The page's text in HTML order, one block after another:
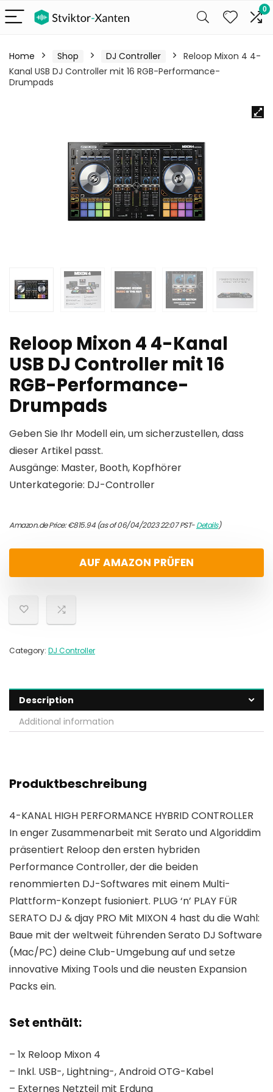
0
Home Shop DJ Controller
Reloop Mixon 4 4-
Kanal USB DJ Controller mit 16 RGB-Performance-
Drumpads
Reloop Mixon 4 4-Kanal
USB DJ Controller mit 16
RGB-Performance-
Drumpads
Geben Sie Ihr Modell ein, um sicherzustellen, dass
dieser Artikel passt.
Ausgänge: Master, Booth, Kopfhörer
Unterkategorie: DJ-Controller
Amazon.de Price:€815.94(as of 06/04/2023 22:07 PST-Details)
AUF AMAZON PRÜFEN
Category: DJ Controller
Description
Additional information
Produktbeschreibung
4-KANAL HIGH PERFORMANCE HYBRID CONTROLLER
In enger Zusammenarbeit mit Serato und Algoriddim
präsentiert Reloop den ersten hybriden
Performance Controller, der die beiden
renommierten DJ-Softwares mit einem Multi-
Plattform-Konzept fusioniert. PLUG ‘n’ PLAY FÜR
SERATO DJ & djay PRO Mit MIXON 4 hast du die Wahl:
Baue mit der weltweit führenden Serato DJ Software
(Mac/PC) deine Club-Umgebung auf und setze
innovative Mixing Tools und die neusten Expansion
Packs ein.
Set enthält:
– 1x Reloop Mixon 4
– Inkl. USB-, Lightning-, Android OTG-Kabel
– Externes Netzteil mit Erdung